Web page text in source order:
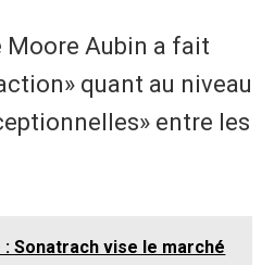
Moore Aubin a fait
quant au niveau
entre les
Sonatrach vise le marché